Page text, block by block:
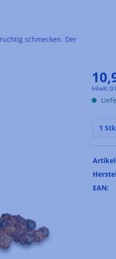
schmecken. Der
Inhalt:
EAN: